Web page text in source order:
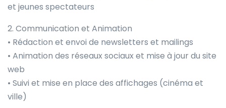
et jeunes spectateurs
2. Communication et Animation
• Rédaction et envoi de newsletters et mailings
• Animation des réseaux sociaux et mise à jour du site
web
• Suivi et mise en place des affichages (cinéma et
ville)